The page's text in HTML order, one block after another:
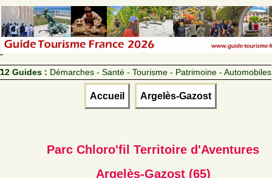
12 Guides : Démarches - Santé - Tourisme - Patrimoine - Automobiles
Accueil Argelès-Gazost
Parc Chloro'fil Territoire d'Aventures
Argelès-Gazost (65)